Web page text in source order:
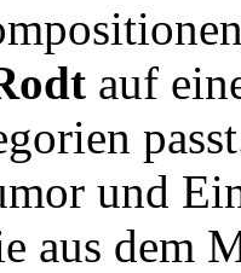
auf
und
aus dem